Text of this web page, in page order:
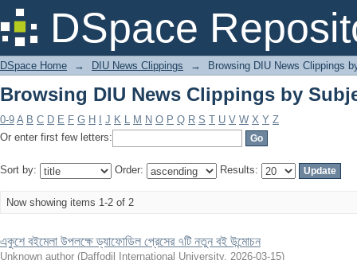
DSpace
Browsing DIU News Clippings by
DSpace Home → DIU News Clippings → Browsing DIU News Clippings
Browsing DIU News Clippings by
0-9 A B C D E F G H J K L M N O P Q R S T U V W X Y Z
Or enter first few letters:
Sort by: Order: Results:
Now showing items 1-2 of 2
একুশে বইমেলা উপলক্ষে ড্যাফোডিল প্রেসের ৭টি নতুন বই উন্মোচন
Unknown author (Daffodil International University, 2026-03-15)